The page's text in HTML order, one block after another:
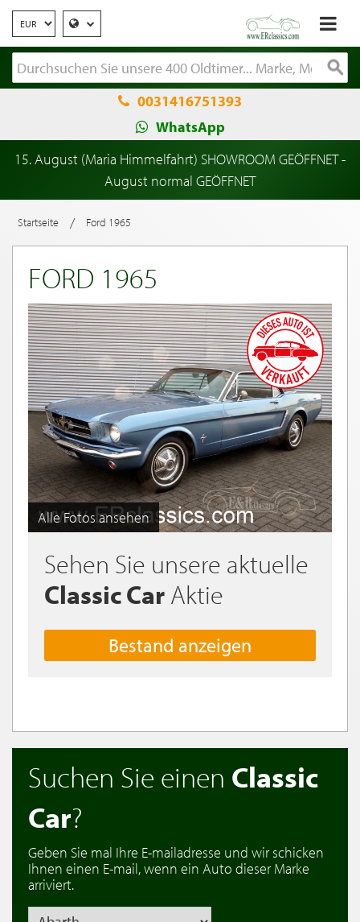
0031416751393
WhatsApp
15. August (Maria Himmelfahrt) SHOWROOM GEÖFFNET -
August normal GEÖFFNET
Startseite / Ford 1965
FORD 1965
Alle Fotos ansehen
Sehen Sie unsere aktuelle
Classic Car Aktie
Bestand anzeigen
Suchen Sie einen Classic
Car?
Geben Sie mal Ihre E-mailadresse und wir schicken
Ihnen einen E-mail, wenn ein Auto dieser Marke
arriviert.